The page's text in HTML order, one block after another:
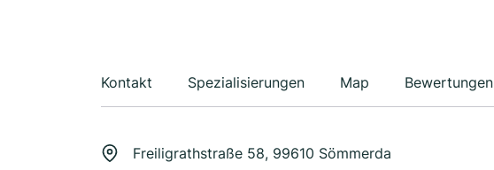
Kontakt Spezialisierungen Map Bewertungen
Freiligrathstraße 58, 99610 Sömmerda